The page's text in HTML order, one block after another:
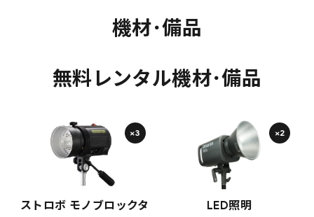
機材･備品
無料レンタル機材･備品
ストロボ モノブロックタ
×3
LED照明
×2